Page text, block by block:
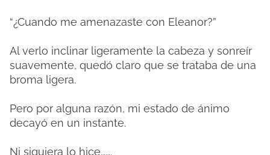
“¿Cuando me amenazaste con Eleanor?”
Al verlo inclinar ligeramente la cabeza y sonreír
suavemente, quedó claro que se trataba de una
broma ligera.
Pero por alguna razón, mi estado de ánimo
decayó en un instante.
Ni siquiera lo hice…….